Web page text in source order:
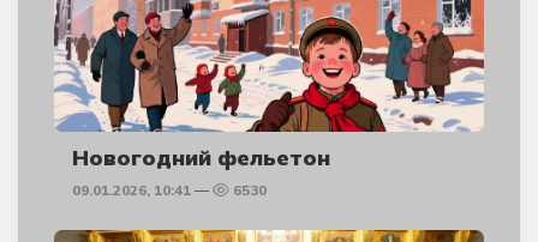
Новогодний фельетон
09.01.2026, 10:41 6530